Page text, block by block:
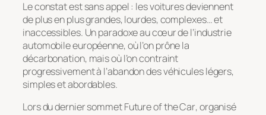
Le constat est sans appel : les voitures deviennent
de plus en plus grandes, lourdes, complexes… et
inaccessibles. Un paradoxe au cœur de l’industrie
automobile européenne, où l’on prône la
décarbonation, mais où l’on contraint
progressivement à l’abandon des véhicules légers,
simples et abordables.
Lors du dernier sommetFuture of the Car, organisé